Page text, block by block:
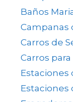
Baños
Campanas
Carros de
Carros
Estaciones
Estaciones